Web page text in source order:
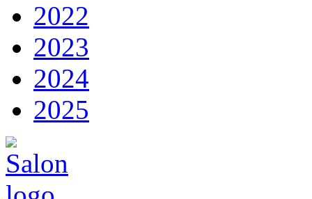
2022
2023
2024
2025